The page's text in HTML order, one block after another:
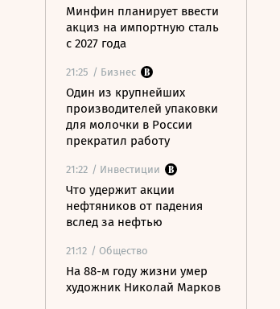
Минфин планирует ввести
акциз на импортную сталь
с 2027 года
21:25 / Бизнес
Один из крупнейших
производителей упаковки
для молочки в России
прекратил работу
21:22 / Инвестиции
Что удержит акции
нефтяников от падения
вслед за нефтью
21:12 / Общество
На 88-м году жизни умер
художник Николай Марков